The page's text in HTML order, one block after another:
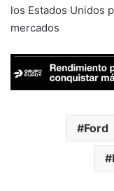
los Estados Unidos
mercados
Ford